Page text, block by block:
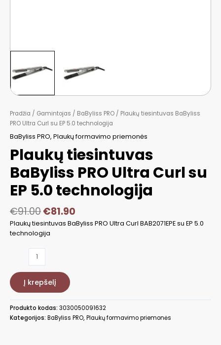
Pradžia / Gamintojas / BaByliss PRO / Plaukų tiesintuvas BaByliss
PRO Ultra Curl su EP 5.0 technologija
BaByliss PRO, Plaukų formavimo priemonės
Plaukų tiesintuvas
BaByliss PRO Ultra Curl su
EP 5.0 technologija
€91.00€81.90
Plaukų tiesintuvas BaByliss PRO Ultra Curl BAB2071EPE su EP 5.0
technologija
produkto
Plaukų
tiesintuvas
BaByliss
Ultra
Curl
Į krepšelį
Produkto kodas: 3030050091632
Kategorijos: BaByliss PRO,Plaukų formavimo priemonės